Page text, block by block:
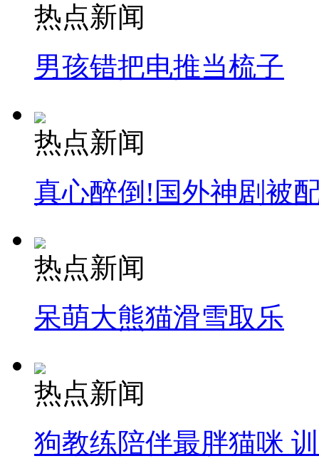
热点新闻
男孩错把电推当梳子
热点新闻
真心醉倒!国外神剧被
热点新闻
呆萌大熊猫滑雪取乐
热点新闻
狗教练陪伴最胖猫咪